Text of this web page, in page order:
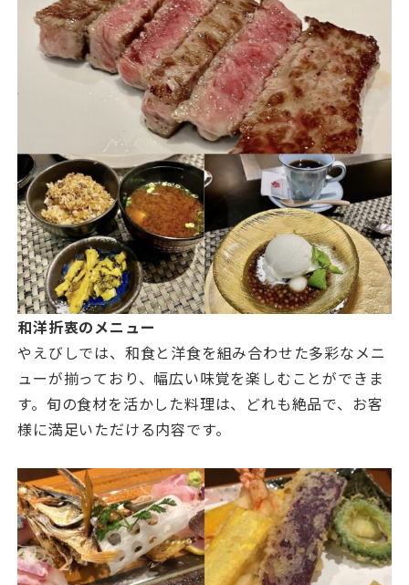
和洋折衷のメニュー
やえびしでは、和食と洋食を組み合わせた多彩なメニ
ューが揃っており、幅広い味覚を楽しむことができま
す。旬の食材を活かした料理は、どれも絶品で、お客
様に満足いただける内容です。